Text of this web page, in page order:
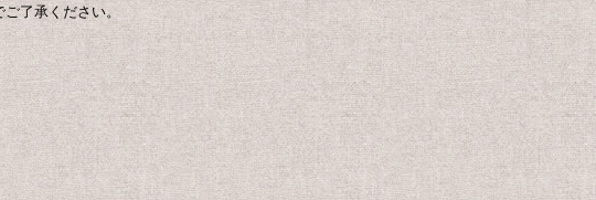
了承ください。